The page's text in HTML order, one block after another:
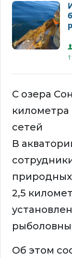
С озера
сетей
В
природных
2,5
Об этом